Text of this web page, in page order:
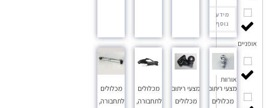
אופניים
אורוות
מידע
נוסף
אמצעי ריתום
מכלולים
אמצעי ריתום
מכלולים
מכלולים
לתחבורה,
מכלולים
לתחבורה,